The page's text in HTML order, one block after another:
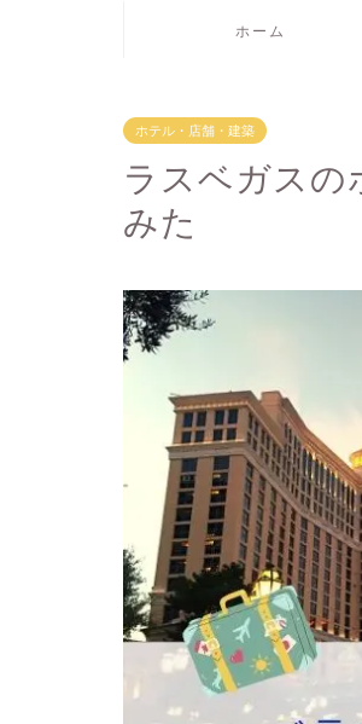
ホーム
ホテル・店舗・建築
ラスベガスの
みた